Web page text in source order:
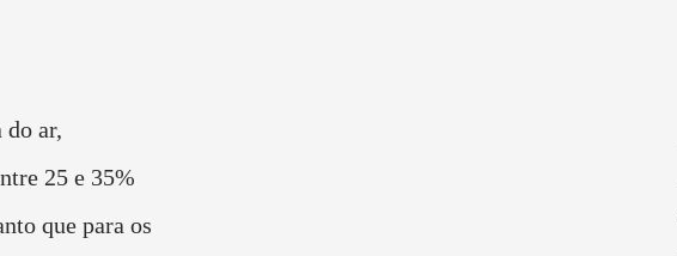
ar,
25 e 35%
que para os